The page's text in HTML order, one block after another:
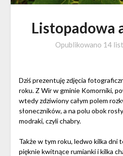
Listopadowa
Opublikowano 14
Dziś prezentuję zdjęcia
roku. Z Wir w gminie Komorniki,
wtedy zdziwiony całym polem
słoneczników, a na polu obok
modraki, czyli chabry.
Także w tym roku, ledwo kilka dni
pięknie kwitnące rumianki i kilka